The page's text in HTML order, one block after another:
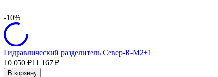
-10%
Гидравлический разделитель Север-R-M2+1
10 050 ₽11 167 ₽
В корзину